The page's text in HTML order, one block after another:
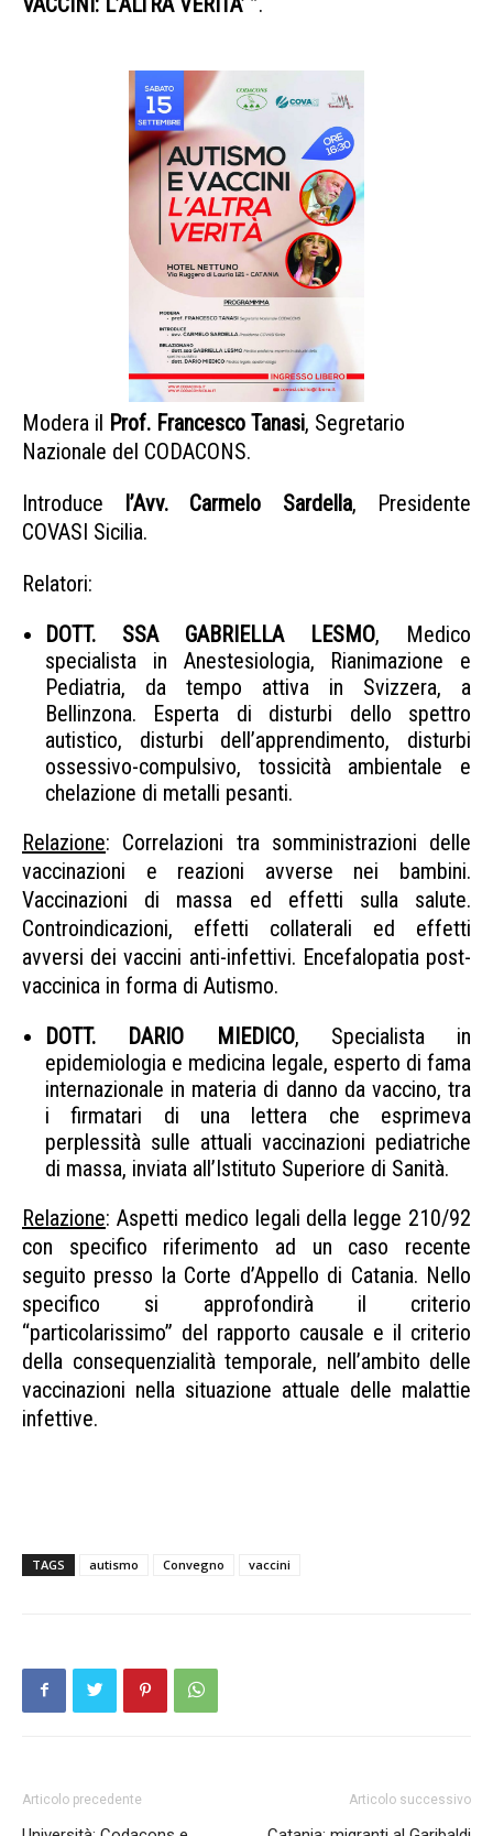
Modera il Prof. Francesco Tanasi, Segretario
Nazionale del CODACONS.
Introduce l’Avv. Carmelo Sardella, Presidente
COVASI Sicilia.
Relatori:
DOTT. SSA GABRIELLA LESMO, Medico
specialista in Anestesiologia, Rianimazione e
Pediatria, da tempo attiva in Svizzera, a
Bellinzona. Esperta di disturbi dello spettro
autistico, disturbi dell’apprendimento, disturbi
ossessivo-compulsivo, tossicità ambientale e
chelazione di metalli pesanti.
Relazione: Correlazioni tra somministrazioni delle
vaccinazioni e reazioni avverse nei bambini.
Vaccinazioni di massa ed effetti sulla salute.
Controindicazioni, effetti collaterali ed effetti
avversi dei vaccini anti-infettivi. Encefalopatia post-
vaccinica in forma di Autismo.
DOTT. DARIO MIEDICO, Specialista in
epidemiologia e medicina legale, esperto di fama
internazionale in materia di danno da vaccino, tra
i firmatari di una lettera che esprimeva
perplessità sulle attuali vaccinazioni pediatriche
di massa, inviata all’Istituto Superiore di Sanità.
Relazione: Aspetti medico legali della legge 210/92
con specifico riferimento ad un caso recente
seguito presso la Corte d’Appello di Catania. Nello
specifico si approfondirà il criterio
“particolarissimo” del rapporto causale e il criterio
della consequenzialità temporale, nell’ambito delle
vaccinazioni nella situazione attuale delle malattie
infettive.
TAGS autismo Convegno vaccini
Articolo precedente Articolo successivo